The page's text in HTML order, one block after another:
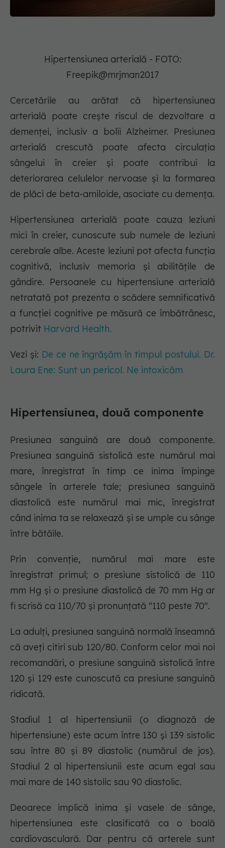
Hipertensiunea arterială - FOTO:
Freepik@mrjman2017
Cercetările au arătat că hipertensiunea
arterială poate crește riscul de dezvoltare a
demenței, inclusiv a bolii Alzheimer. Presiunea
arterială crescută poate afecta circulația
sângelui în creier și poate contribui la
deteriorarea celulelor nervoase și la formarea
de plăci de beta-amiloide, asociate cu demența.
Hipertensiunea arterială poate cauza leziuni
mici în creier, cunoscute sub numele de leziuni
cerebrale albe. Aceste leziuni pot afecta funcția
cognitivă, inclusiv memoria și abilitățile de
gândire. Persoanele cu hipertensiune arterială
netratată pot prezenta o scădere semnificativă
a funcției cognitive pe măsură ce îmbătrânesc,
potrivit Harvard Health.
Vezi și: De ce ne îngrășăm în timpul postului. Dr.
Laura Ene: Sunt un pericol. Ne intoxicăm
Hipertensiunea, două componente
Presiunea sanguină are două componente.
Presiunea sanguină sistolică este numărul mai
mare, înregistrat în timp ce inima împinge
sângele în arterele tale; presiunea sanguină
diastolică este numărul mai mic, înregistrat
când inima ta se relaxează și se umple cu sânge
între bătăile.
Prin convenție, numărul mai mare este
înregistrat primul; o presiune sistolică de 110
mm Hg și o presiune diastolică de 70 mm Hg ar
fi scrisă ca 110/70 și pronunțată "110 peste 70".
La adulți, presiunea sanguină normală înseamnă
că aveți citiri sub 120/80. Conform celor mai noi
recomandări, o presiune sanguină sistolică între
120 și 129 este cunoscută ca presiune sanguină
ridicată.
Stadiul 1 al hipertensiunii (o diagnoză de
hipertensiune) este acum între 130 și 139 sistolic
sau între 80 și 89 diastolic (numărul de jos).
Stadiul 2 al hipertensiunii este acum egal sau
mai mare de 140 sistolic sau 90 diastolic.
Deoarece implică inima și vasele de sânge,
hipertensiunea este clasificată ca o boală
cardiovasculară. Dar pentru că arterele sunt